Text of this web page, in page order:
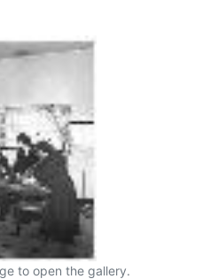
to open the gallery.